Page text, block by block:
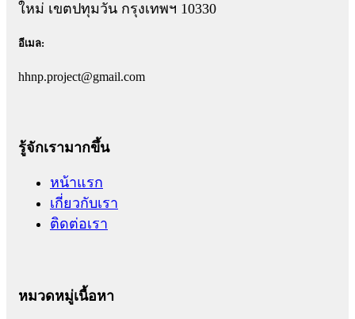
ใหม่ เขตปทุมวัน กรุงเทพฯ 10330
อีเมล:
hhnp.project@gmail.com
รู้จักเรามากขึ้น
หน้าแรก
เกี่ยวกับเรา
ติดต่อเรา
หมวดหมู่เนื้อหา